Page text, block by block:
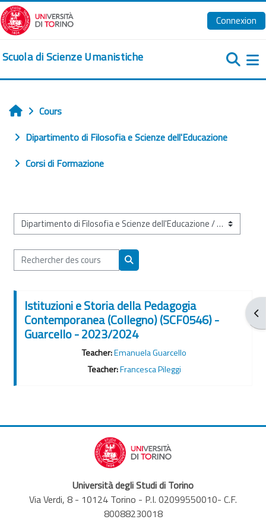
Passer au contenu principal
Connexion
Scuola di Scienze Umanistiche
Accueil
Cours
Dipartimento di Filosofia e Scienze dell'Educazione
Corsi di Formazione
Catégories de cours
Rechercher des cours
Rechercher des cours
Istituzioni e Storia della Pedagogia
Contemporanea (Collegno) (SCF0546) -
Guarcello - 2023/2024
Teacher:Emanuela Guarcello
Teacher:Francesca Pileggi
Università degli Studi di Torino
Via Verdi, 8 - 10124 Torino - P.I. 02099550010- C.F.
80088230018